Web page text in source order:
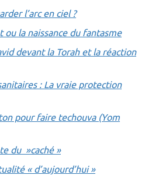
l’arc en ciel ?
ou la naissance du fantasme
devant la Torah et la réaction
: La vraie protection
pour faire techouva (Yom
du »caché »
« d’aujourd’hui »